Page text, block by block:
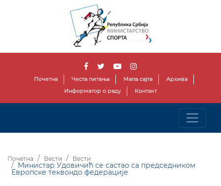
Почетна Честа питања Мапа сајта
Архива
Информатор о раду
Контакт
Почетна Вести Вести
Министар Удовичић се састао са председником
Европске теквондо федерације